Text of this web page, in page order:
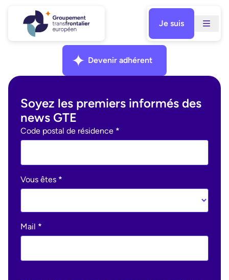
contenu
Je suis
Linkedin
Devenir adhérent
Soyez les premiers informés des
news GTE
Ohme
:
Code postal de résidence *
Vous êtes *
Mail *